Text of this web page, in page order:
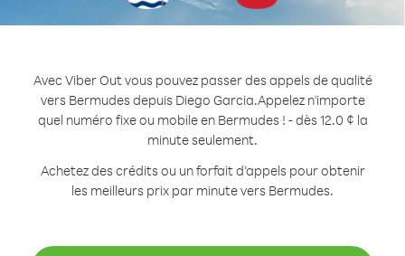
Avec Viber Out vous pouvez passer des appels de qualité
vers Bermudes depuis Diego Garcia.Appelez n'importe
quel numéro fixe ou mobile en Bermudes ! - dès 12.0 ¢ la
minute seulement.
Achetez des crédits ou un forfait d’appels pour obtenir
les meilleurs prix par minute vers Bermudes.